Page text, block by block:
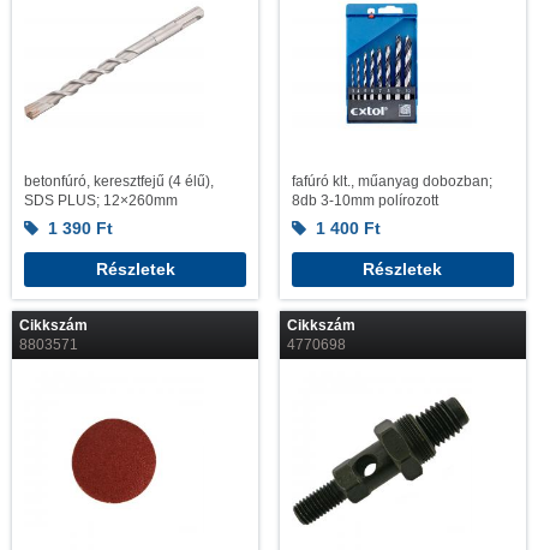
betonfúró, keresztfejű (4 élű),
SDS PLUS; 12×260mm
1 390 Ft
Részletek
fafúró klt., műanyag dobozban;
8db 3-10mm polírozott
1 400 Ft
Részletek
Cikkszám
8803571
Cikkszám
4770698